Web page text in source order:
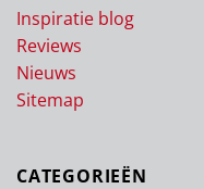
Inspiratie blog
Reviews
Nieuws
Sitemap
CATEGORIEËN